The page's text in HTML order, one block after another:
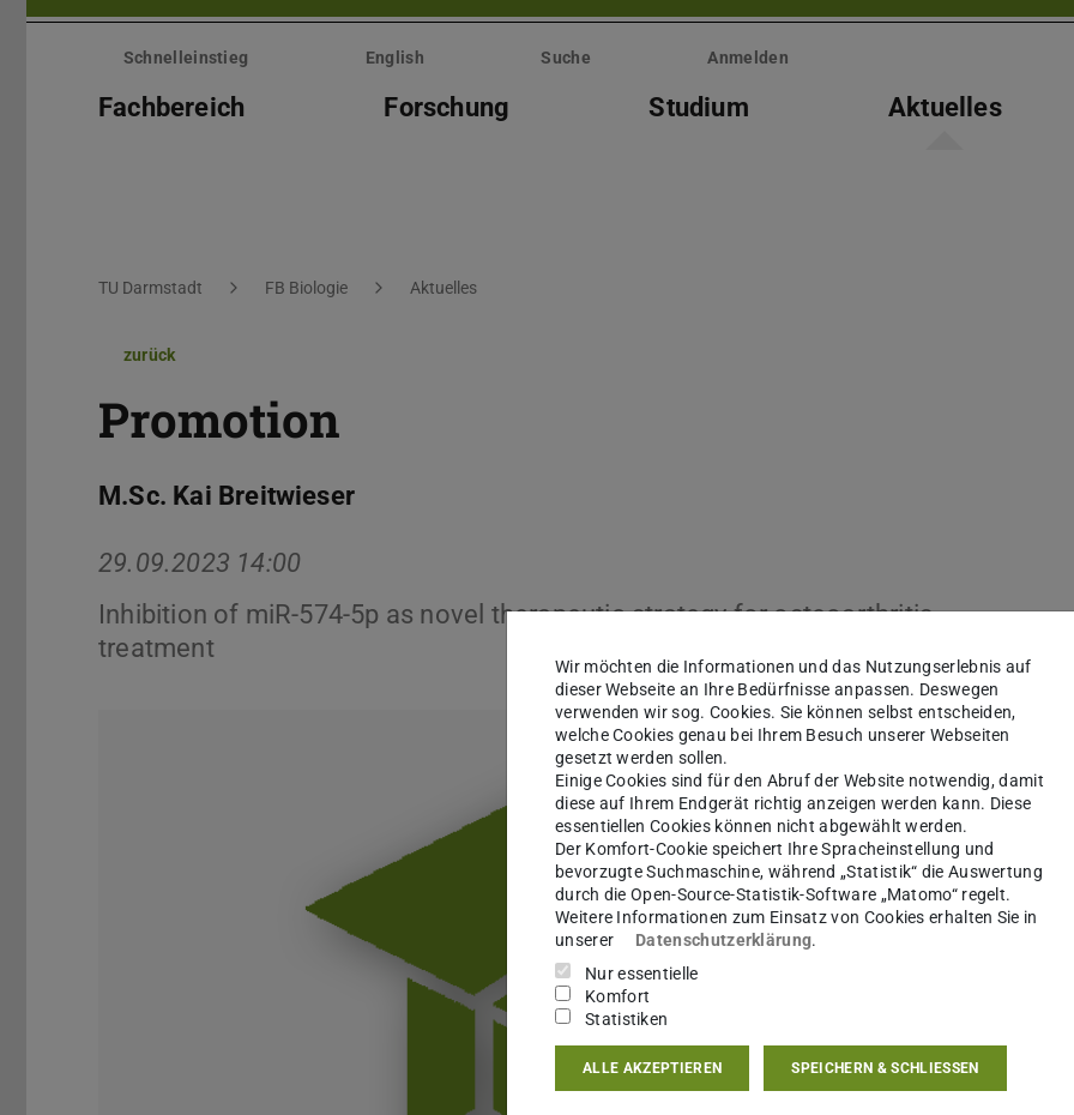
Menü
überspringenSchnelleinstieg English Suche Anmelden
Fachbereich Forschung Studium Aktuelles
Sie befinden sich hier:
TU Darmstadt FB Biologie Aktuelles
zurück
Promotion
M.Sc. Kai Breitwieser
29.09.2023 14:00
Inhibition of miR-574-5p as novel therapeutic strategy for osteoarthritis
treatment
Wir möchten die Informationen und das Nutzungserlebnis auf
dieser Webseite an Ihre Bedürfnisse anpassen. Deswegen
verwenden wir sog. Cookies. Sie können selbst entscheiden,
welche Cookies genau bei Ihrem Besuch unserer Webseiten
gesetzt werden sollen.
Einige Cookies sind für den Abruf der Website notwendig, damit
diese auf Ihrem Endgerät richtig anzeigen werden kann. Diese
essentiellen Cookies können nicht abgewählt werden.
Der Komfort-Cookie speichert Ihre Spracheinstellung und
bevorzugte Suchmaschine, während „Statistik“ die Auswertung
durch die Open-Source-Statistik-Software „Matomo“ regelt.
Weitere Informationen zum Einsatz von Cookies erhalten Sie in
unserer
Datenschutzerklärung.
Nur essentielle
Komfort
Statistiken
ALLE AKZEPTIEREN SPEICHERN & SCHLIESSEN